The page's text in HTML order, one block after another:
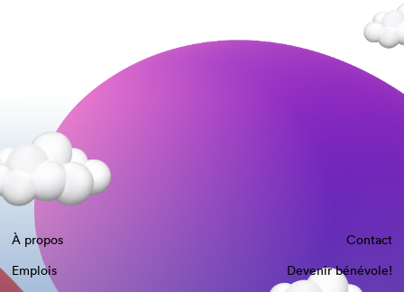
À propos
Contact
Emplois
Devenir bénévole!